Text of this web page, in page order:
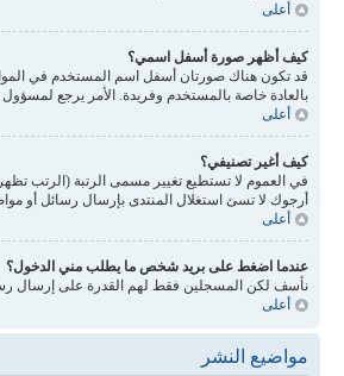
أعلى
كيف أظهر صورة أسفل اسمي؟
بالعادة خاصة بالمستخدم وفريدة. الأمر يرجع
أعلى
كيف أغير تصنيفي؟
في العموم لا تستطيع تغيير مسمى الرتبة (الرتب
أرجوك لا تسئ استغلال المنتدى بإرسال رسائل أو
أعلى
عندما اضغط على بريد شخص ما يطلب مني الدخول؟
نأسف لكن المسجلين فقط لهم القدرة على إرسال
أعلى
مواضيع النشر